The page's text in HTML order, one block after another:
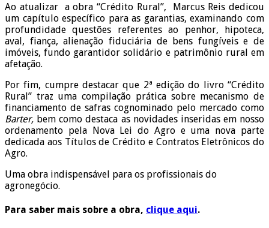
Ao atualizar a obra “Crédito Rural”, Marcus Reis dedicou
um capítulo específico para as garantias, examinando com
profundidade questões referentes ao penhor, hipoteca,
aval, fiança, alienação fiduciária de bens fungíveis e de
imóveis, fundo garantidor solidário e patrimônio rural em
afetação.
Por fim, cumpre destacar que 2ª edição do livro “Crédito
Rural” traz uma compilação prática sobre mecanismo de
financiamento de safras cognominado pelo mercado como
Barter, bem como destaca as novidades inseridas em nosso
ordenamento pela Nova Lei do Agro e uma nova parte
dedicada aos Títulos de Crédito e Contratos Eletrônicos do
Agro.
Uma obra indispensável para os profissionais do
agronegócio.
Para saber mais sobre a obra, clique aqui.